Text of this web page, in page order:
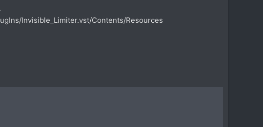
Invisible_Limiter.vst/Contents/Resources